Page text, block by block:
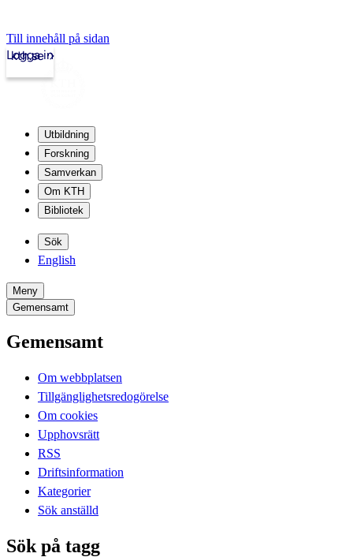
Till innehåll på sidan
kth.se
Logga in
Utbildning
Forskning
Samverkan
Om KTH
Bibliotek
Sök
English
Meny
Gemensamt
Gemensamt
Om webbplatsen
Tillgänglighetsredogörelse
Om cookies
Upphovsrätt
RSS
Driftsinformation
Kategorier
Sök anställd
Sök på tagg